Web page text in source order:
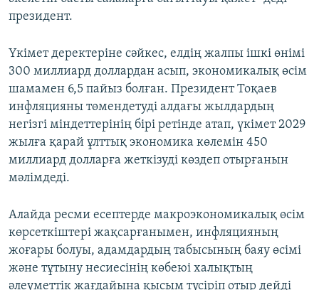
президент.
Үкімет деректеріне сәйкес, елдің жалпы ішкі өнімі
300 миллиард доллардан асып, экономикалық өсім
шамамен 6,5 пайыз болған. Президент Тоқаев
инфляцияны төмендетуді алдағы жылдардың
негізгі міндеттерінің бірі ретінде атап, үкімет 2029
жылға қарай ұлттық экономика көлемін 450
миллиард долларға жеткізуді көздеп отырғанын
мәлімдеді.
Алайда ресми есептерде макроэкономикалық өсім
көрсеткіштері жақсарғанымен, инфляцияның
жоғары болуы, адамдардың табысының баяу өсімі
және тұтыну несиесінің көбеюі халықтың
әлеуметтік жағдайына қысым түсіріп отыр дейді